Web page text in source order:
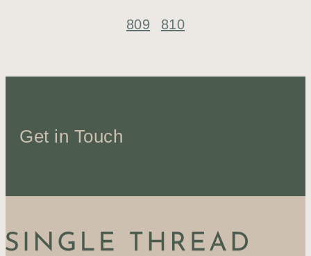
809 810
Get in Touch